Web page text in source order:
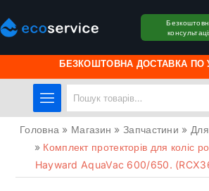
БЕЗКОШТОВНА ДОСТАВКА ПО
Головна » Магазин »Запчастини »
» Комплект протекторів для коліс
Hayward AquaVac 600/650.